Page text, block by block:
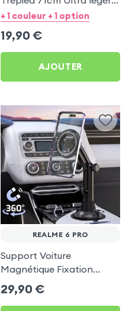
Noir pour Realme 6 Pro
+ 1 couleur + 1 option
19,90 €
AJOUTER
REALME 6 PRO
Support Voiture
Magnétique Fixation
Porte-gobelet pour
Realme 6 Pro
29,90 €